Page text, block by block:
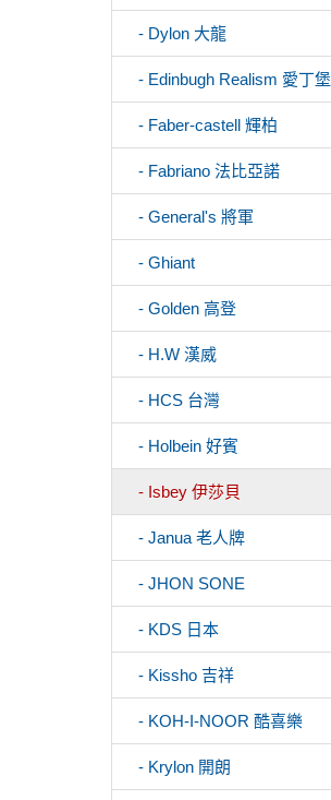
- Dylon 大龍
- Edinbugh Realism 愛丁堡
- Faber-castell 輝柏
- Fabriano 法比亞諾
- General's 將軍
- Ghiant
- Golden 高登
- H.W 漢威
- HCS 台灣
- Holbein 好賓
- Isbey 伊莎貝
- Janua 老人牌
- JHON SONE
- KDS 日本
- Kissho 吉祥
- KOH-I-NOOR 酷喜樂
- Krylon 開朗